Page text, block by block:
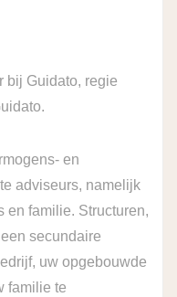
bij Guidato, regie
.
en
adviseurs, namelijk
en familie. Structuren,
secundaire
uw opgebouwde
familie te